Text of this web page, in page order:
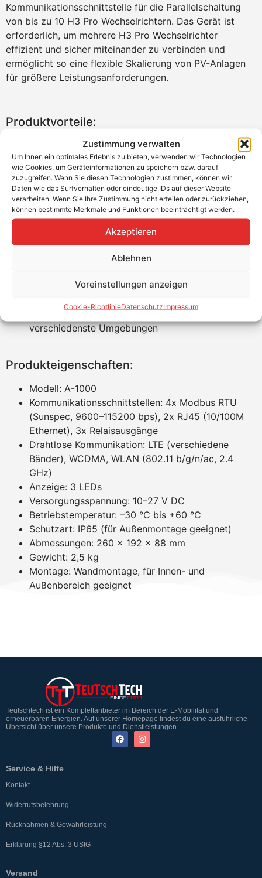
Zustimmung verwalten
Um Ihnen ein optimales Erlebnis zu bieten, verwenden wir Technologien
wie Cookies, um Geräteinformationen zu speichern bzw. darauf
zuzugreifen. Wenn Sie diesen Technologien zustimmen, können wir
Daten wie das Surfverhalten oder eindeutige IDs auf dieser Website
verarbeiten. Wenn Sie Ihre Zustimmung nicht erteilen oder zurückziehen,
können bestimmte Merkmale und Funktionen beeinträchtigt werden.
Akzeptieren
Ablehnen
Voreinstellungen anzeigen
Cookie-RichtlinieDatenschutzImpressum
Kommunikationsschnittstelle für die Parallelschaltung
von bis zu 10 H3 Pro Wechselrichtern. Das Gerät ist
erforderlich, um mehrere H3 Pro Wechselrichter
effizient und sicher miteinander zu verbinden und
ermöglicht so eine flexible Skalierung von PV-Anlagen
für größere Leistungsanforderungen.
Produktvorteile:
Notwendig für die Parallelschaltung von bis zu 10
H3 Pro Wechselrichtern (On-Grid)
Flexible Erweiterung und Skalierung der PV-Anlage
möglich
Robustes, wetterfestes Gehäuse (IP65) für den
sicheren Einsatz im Außenbereich
Vielfältige Kommunikationsmöglichkeiten
(Ethernet, Modbus, LTE, WLAN)
Einfache Installation und Bedienung mit
Geringer Energieverbrauch und kompakte
Breiter Betriebstemperaturbereich für
verschiedenste Umgebungen
Produkteigenschaften:
Modell: A-1000
Kommunikationsschnittstellen: 4x Modbus RTU
(Sunspec, 9600–115200 bps), 2x RJ45 (10/100M
Ethernet), 3x Relaisausgänge
Drahtlose Kommunikation: LTE (verschiedene
Bänder), WCDMA, WLAN (802.11 b/g/n/ac, 2.4
GHz)
Anzeige: 3 LEDs
Versorgungsspannung: 10–27 V DC
Betriebstemperatur: –30 °C bis +60 °C
Schutzart: IP65 (für Außenmontage geeignet)
Abmessungen: 260 × 192 × 88 mm
Gewicht: 2,5 kg
Montage: Wandmontage, für Innen- und
Außenbereich geeignet
Teutschtech ist ein Komplettanbieter im Bereich der E-Mobilität und
erneuerbaren Energien. Auf unserer Homepage findest du eine ausführliche
Übersicht über unsere Produkte und Dienstleistungen.
Service & Hilfe
Kontakt
Widerrufsbelehrung
Rücknahmen & Gewährleistung
Erklärung §12 Abs. 3 UStG
Versand